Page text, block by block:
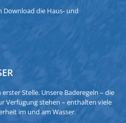
Download die Haus- und
Stelle. Unsere Baderegeln – die
Verfügung stehen – enthalten viele
im und am Wasser.